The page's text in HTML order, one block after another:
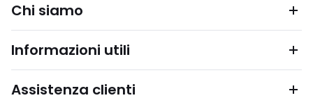
Chi siamo
Informazioni utili
Assistenza clienti